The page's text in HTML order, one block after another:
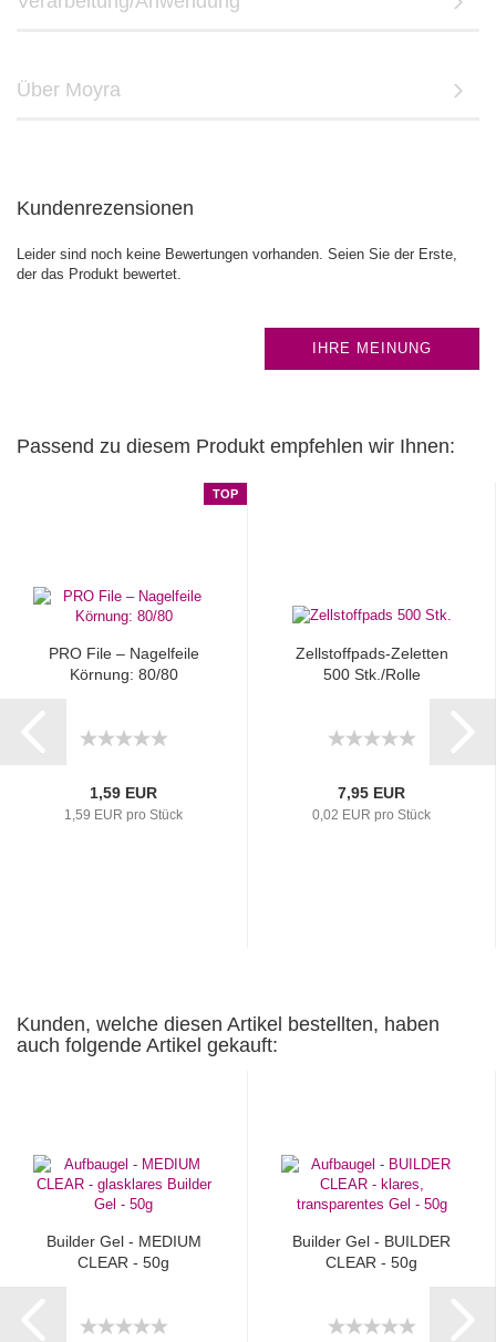
Über Moyra
Kundenrezensionen
Leider sind noch keine Bewertungen vorhanden. Seien Sie der Erste,
der das Produkt bewertet.
IHRE MEINUNG
Passend zu diesem Produkt empfehlen wir Ihnen:
TOP
PRO File – Nagelfeile
Körnung: 80/80
1,59 EUR
1,59 EUR pro Stück
Zellstoffpads-Zeletten
500 Stk./Rolle
7,95 EUR
0,02 EUR pro Stück
Kunden, welche diesen Artikel bestellten, haben
auch folgende Artikel gekauft:
Builder Gel - MEDIUM
CLEAR - 50g
Builder Gel - BUILDER
CLEAR - 50g